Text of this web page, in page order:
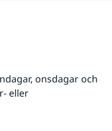
onsdagar och
eller